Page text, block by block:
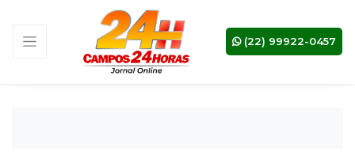
(22) 99922-0457